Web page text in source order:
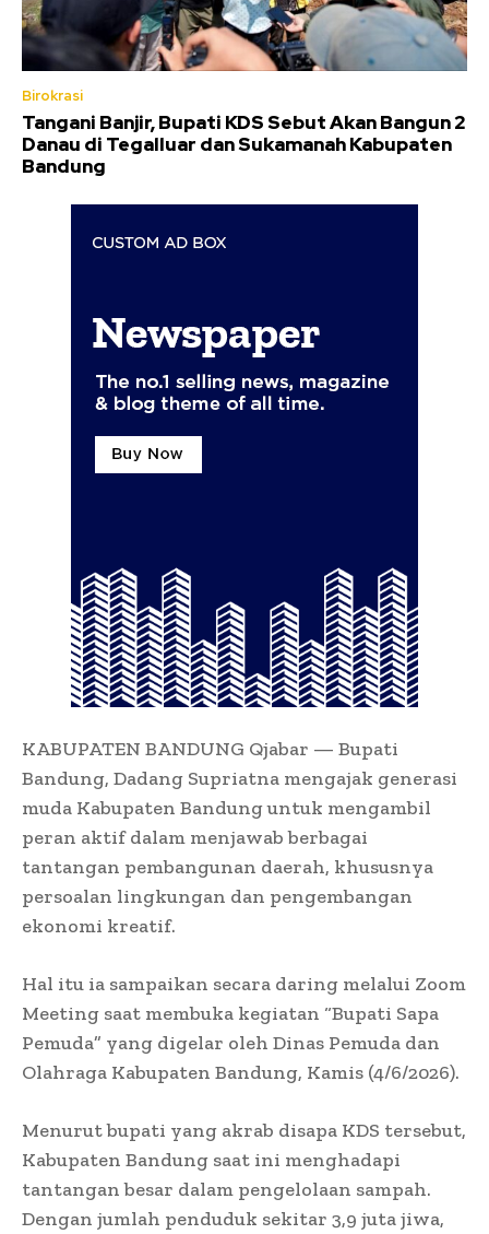
Birokrasi
Tangani Banjir, Bupati KDS Sebut Akan Bangun 2
Danau di Tegalluar dan Sukamanah Kabupaten
Bandung
KABUPATEN BANDUNG Qjabar — Bupati
Bandung, Dadang Supriatna mengajak generasi
muda Kabupaten Bandung untuk mengambil
peran aktif dalam menjawab berbagai
tantangan pembangunan daerah, khususnya
persoalan lingkungan dan pengembangan
ekonomi kreatif.
Hal itu ia sampaikan secara daring melalui Zoom
Meeting saat membuka kegiatan “Bupati Sapa
Pemuda” yang digelar oleh Dinas Pemuda dan
Olahraga Kabupaten Bandung, Kamis (4/6/2026).
Menurut bupati yang akrab disapa KDS tersebut,
Kabupaten Bandung saat ini menghadapi
tantangan besar dalam pengelolaan sampah.
Dengan jumlah penduduk sekitar 3,9 juta jiwa,